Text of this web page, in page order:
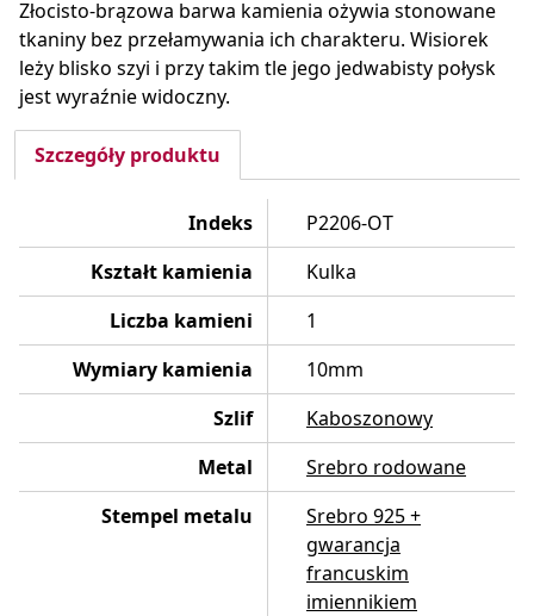
Złocisto-brązowa barwa kamienia ożywia stonowane
tkaniny bez przełamywania ich charakteru. Wisiorek
leży blisko szyi i przy takim tle jego jedwabisty połysk
jest wyraźnie widoczny.
Szczegóły produktu
Indeks
P2206-OT
Kształt kamienia
Kulka
Liczba kamieni
1
Wymiary kamienia
10mm
Szlif
Kaboszonowy
Metal
Srebro rodowane
Stempel metalu
Srebro 925 +
gwarancja
francuskim
imiennikiem